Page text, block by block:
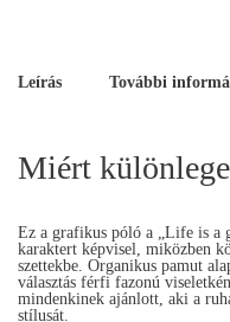
Leírás További
Miért
Ez a grafikus póló a „Life is a
karaktert képvisel, miközben
szettekbe. Organikus pamut
választás férfi fazonú
mindenkinek ajánlott, aki a
stílusát.